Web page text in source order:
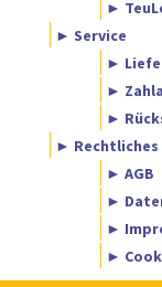
►
► Service
►
►
►
► Rechtliches
► AGB
►
►
►